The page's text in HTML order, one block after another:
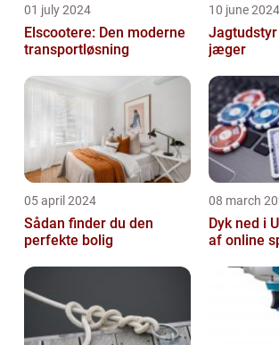
01 july 2024
Elscootere: Den moderne
transportløsning
10 june 2024
jæger
05 april 2024
Sådan finder du den
perfekte bolig
08 march
Dyk ned i
af online